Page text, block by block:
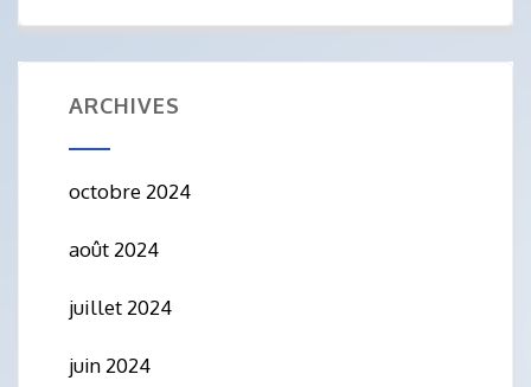
ARCHIVES
octobre 2024
août 2024
juillet 2024
juin 2024